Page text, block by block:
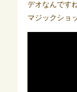
デオなんです
マジックショ